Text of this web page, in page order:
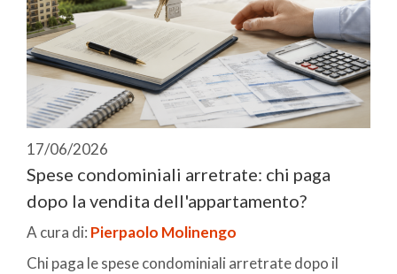
17/06/2026
Spese condominiali arretrate: chi paga
dopo la vendita dell'appartamento?
A cura di: Pierpaolo Molinengo
Chi paga le spese condominiali arretrate dopo il